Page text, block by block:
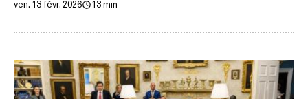
ven. 13 févr. 2026 13 min